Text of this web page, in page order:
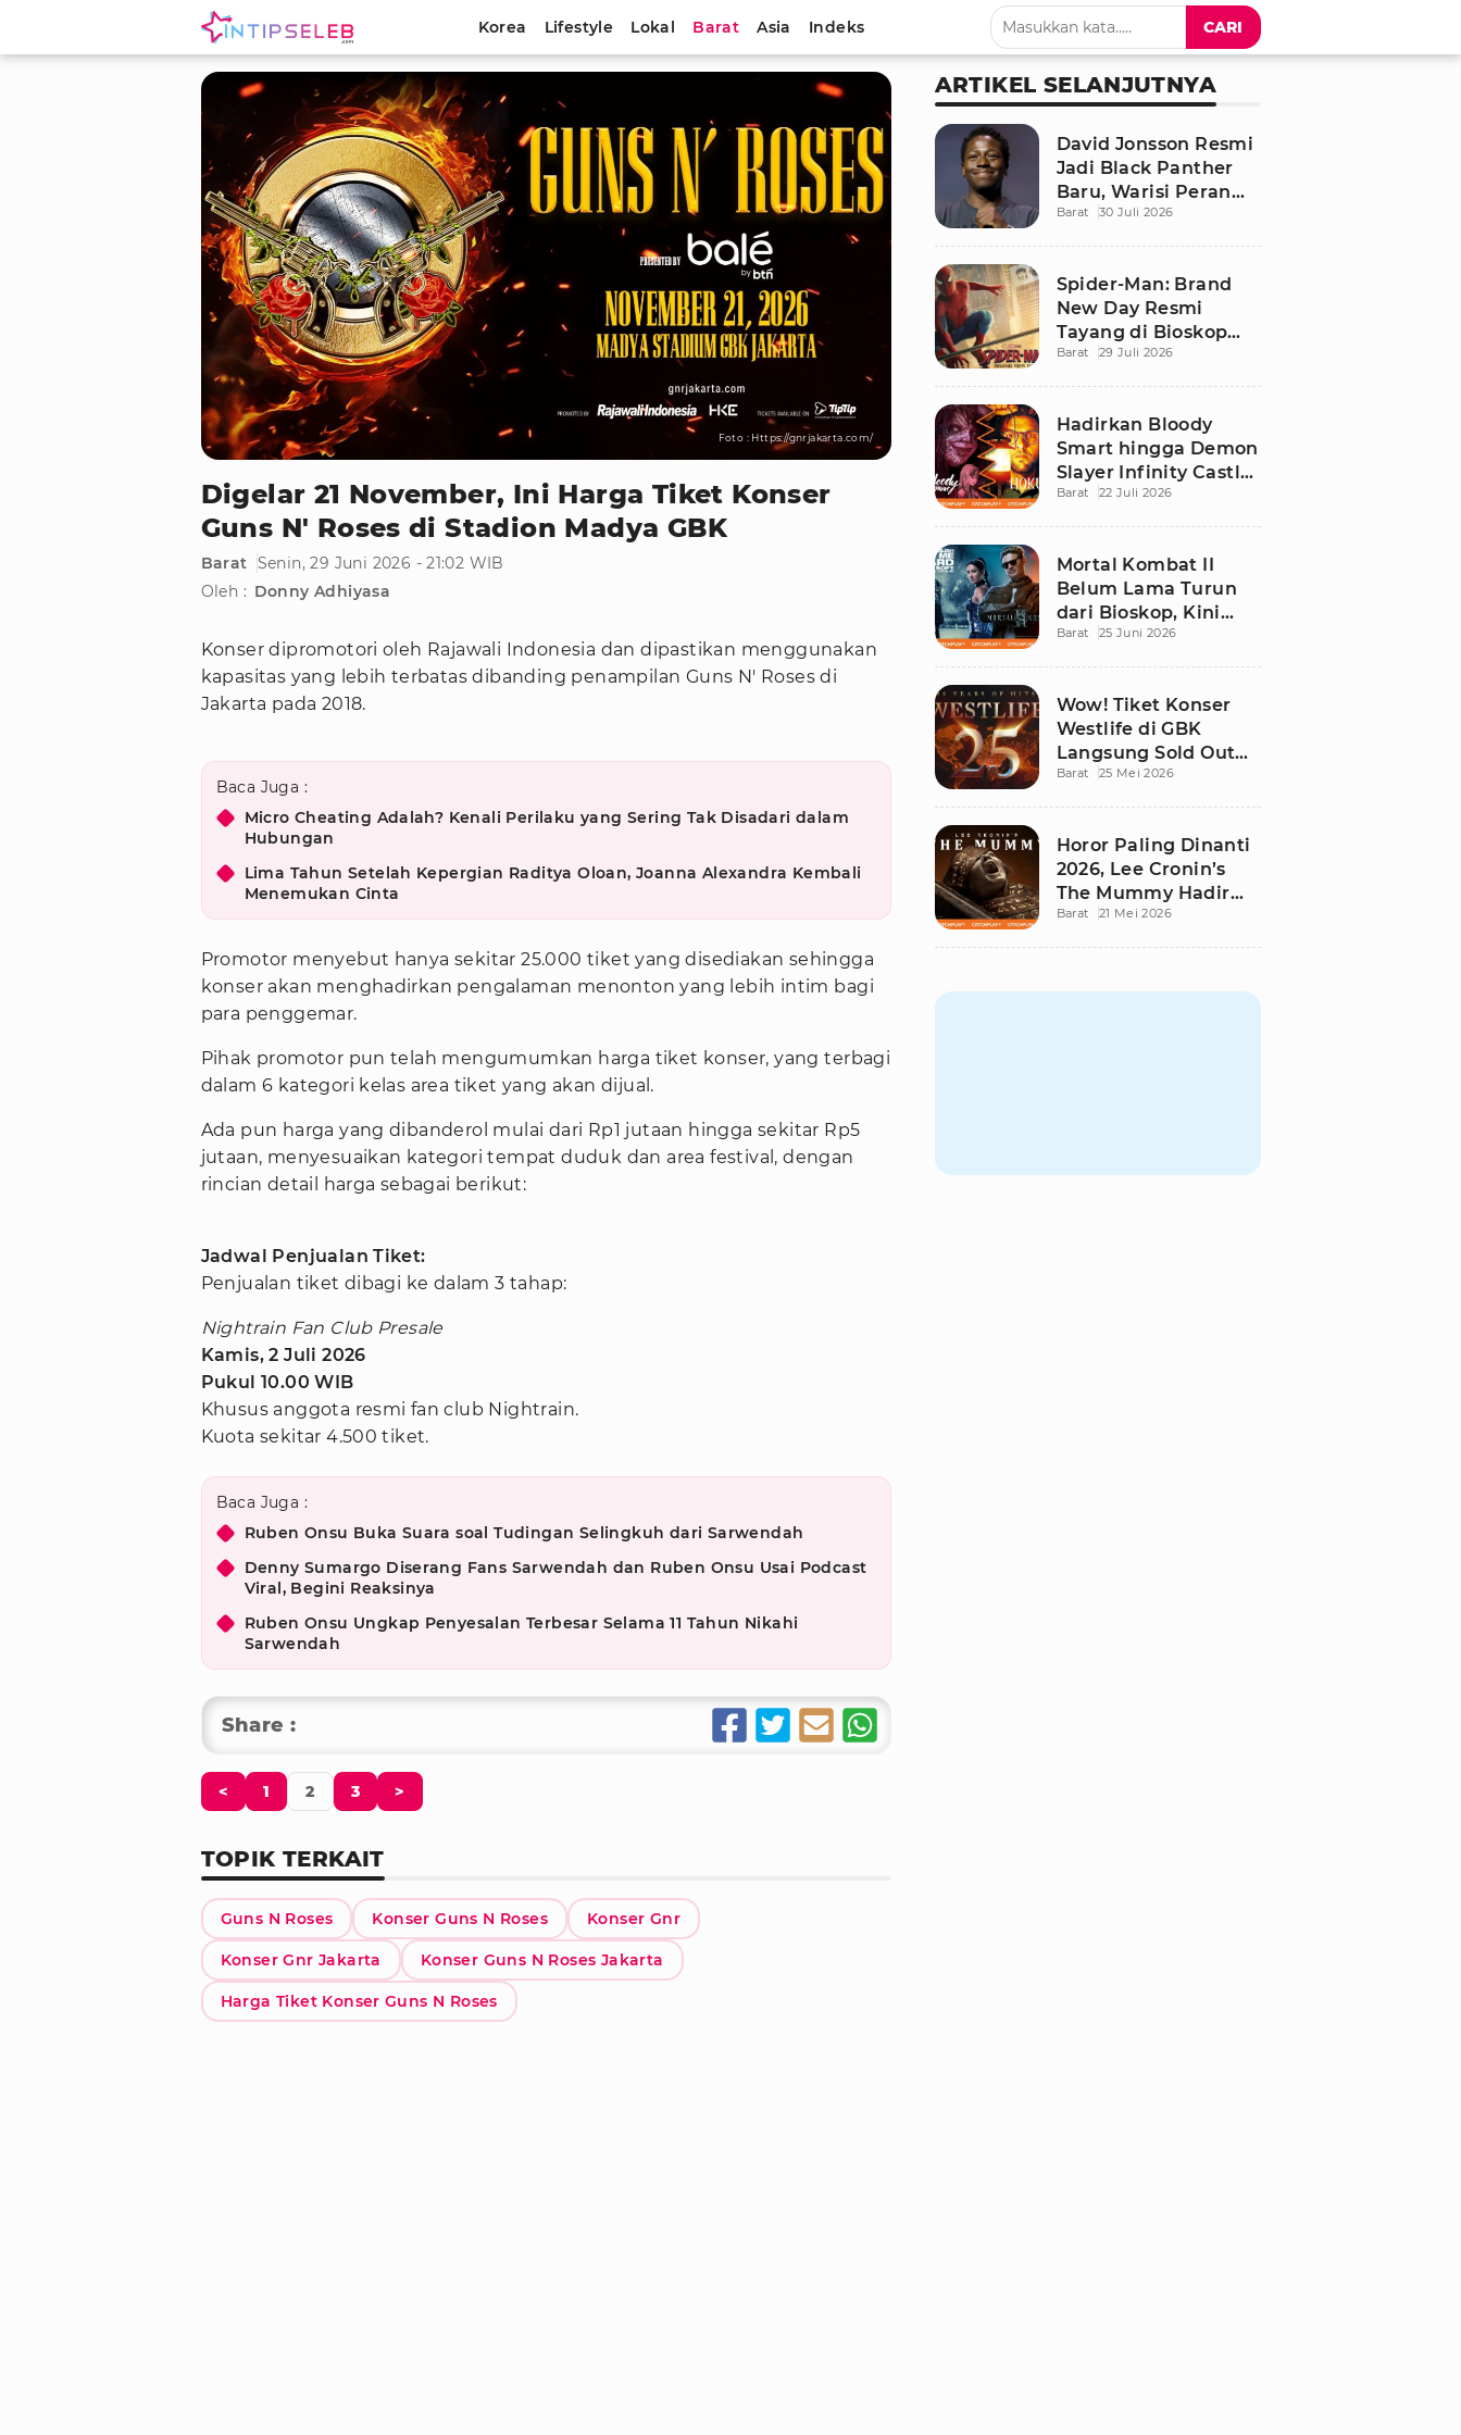
Korea Lifestyle Lokal Barat Asia Indeks CARI
Foto : Https://gnrjakarta.com/
Digelar 21 November, Ini Harga Tiket Konser
Guns N' Roses di Stadion Madya GBK
Barat Senin, 29 Juni 2026 - 21:02 WIB
Oleh : Donny Adhiyasa
Konser dipromotori oleh Rajawali Indonesia dan dipastikan menggunakan
kapasitas yang lebih terbatas dibanding penampilan Guns N' Roses di
Jakarta pada 2018.
Baca Juga :
Micro Cheating Adalah? Kenali Perilaku yang Sering Tak Disadari dalam
Hubungan
Lima Tahun Setelah Kepergian Raditya Oloan, Joanna Alexandra Kembali
Menemukan Cinta
Promotor menyebut hanya sekitar 25.000 tiket yang disediakan sehingga
konser akan menghadirkan pengalaman menonton yang lebih intim bagi
para penggemar.
Pihak promotor pun telah mengumumkan harga tiket konser, yang terbagi
dalam 6 kategori kelas area tiket yang akan dijual.
Ada pun harga yang dibanderol mulai dari Rp1 jutaan hingga sekitar Rp5
jutaan, menyesuaikan kategori tempat duduk dan area festival, dengan
rincian detail harga sebagai berikut:
Jadwal Penjualan Tiket:
Penjualan tiket dibagi ke dalam 3 tahap:
Nightrain Fan Club Presale
Kamis, 2 Juli 2026
Pukul 10.00 WIB
Khusus anggota resmi fan club Nightrain.
Kuota sekitar 4.500 tiket.
Baca Juga :
Ruben Onsu Buka Suara soal Tudingan Selingkuh dari Sarwendah
Denny Sumargo Diserang Fans Sarwendah dan Ruben Onsu Usai Podcast
Viral, Begini Reaksinya
Ruben Onsu Ungkap Penyesalan Terbesar Selama 11 Tahun Nikahi
Sarwendah
Share :
< 1 2 3 >
TOPIK TERKAIT
Guns N Roses Konser Guns N Roses Konser Gnr
Konser Gnr Jakarta Konser Guns N Roses Jakarta
Harga Tiket Konser Guns N Roses
ARTIKEL SELANJUTNYA
David Jonsson Resmi
Jadi Black Panther
Baru, Warisi Peran
T'Challa di Black
Barat 30 Juli 2026
Spider-Man: Brand
New Day Resmi
Tayang di Bioskop
Indonesia, Ini
Barat 29 Juli 2026
Hadirkan Bloody
Smart hingga Demon
Slayer Infinity Castle,
Ini Daftar Tontonan
Barat 22 Juli 2026
Mortal Kombat II
Belum Lama Turun
dari Bioskop, Kini
Sudah Bisa Ditonton
Barat 25 Juni 2026
Wow! Tiket Konser
Westlife di GBK
Langsung Sold Out
Kurang dari 12 Jam
Barat 25 Mei 2026
Horor Paling Dinanti
2026, Lee Cronin’s
The Mummy Hadir
Lebih Gelap dan
Barat 21 Mei 2026